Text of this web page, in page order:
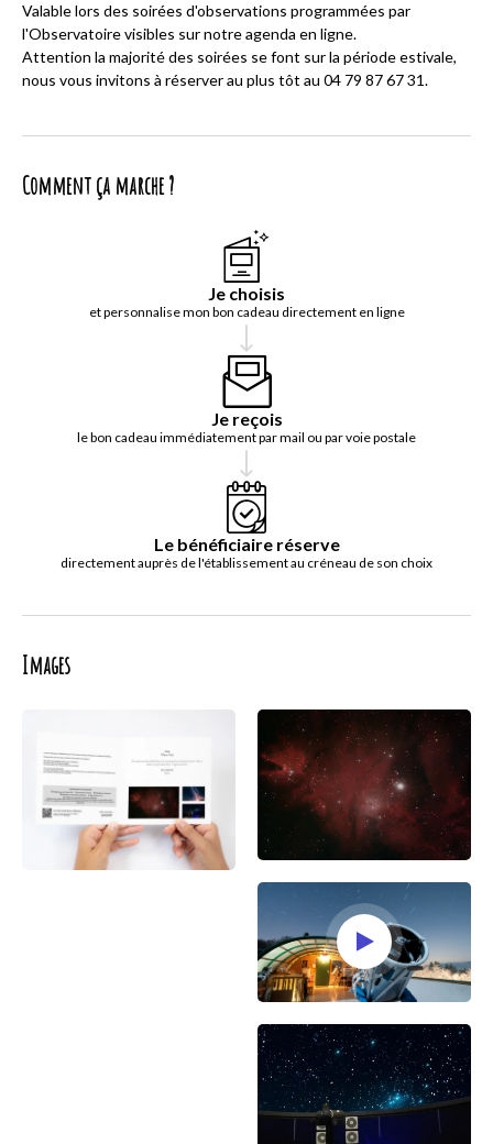
Valable lors des soirées d'observations programmées par
l'Observatoire visibles sur notre agenda en ligne.
Attention la majorité des soirées se font sur la période estivale,
nous vous invitons à réserver au plus tôt au 04 79 87 67 31.
Comment ça marche ?
Je choisis
et personnalise mon bon cadeau directement en ligne
Je reçois
le bon cadeau immédiatement par mail ou par voie postale
Le bénéficiaire réserve
directement auprès de l'établissement au créneau de son choix
Images